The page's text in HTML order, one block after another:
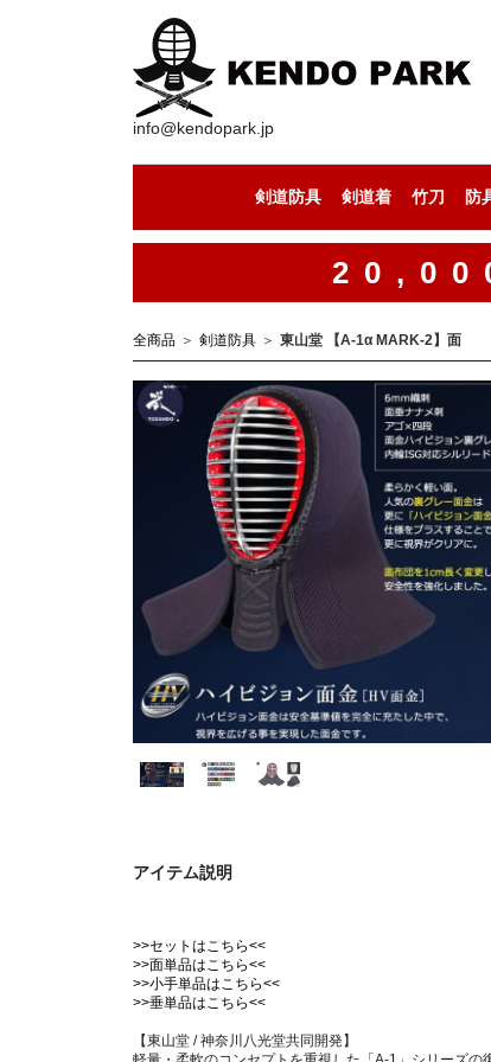
info@kendopark.jp
剣道防具
剣道防具セット
剣道の小手
剣道着
剣道着（上下セット
剣道着（道着）
剣道着（袴）
竹刀
セール中
竹刀（通
竹刀（八
竹刀（古
竹刀（丸
竹刀（小
竹刀（八
手作りの
防
全商品 剣道防具 東山堂 【A-1α MARK-2】面
アイテム説明
>>セットはこちら<<
>>面単品はこちら<<
>>小手単品はこちら<<
>>垂単品はこちら<<
【東山堂 / 神奈川八光堂共同開発】